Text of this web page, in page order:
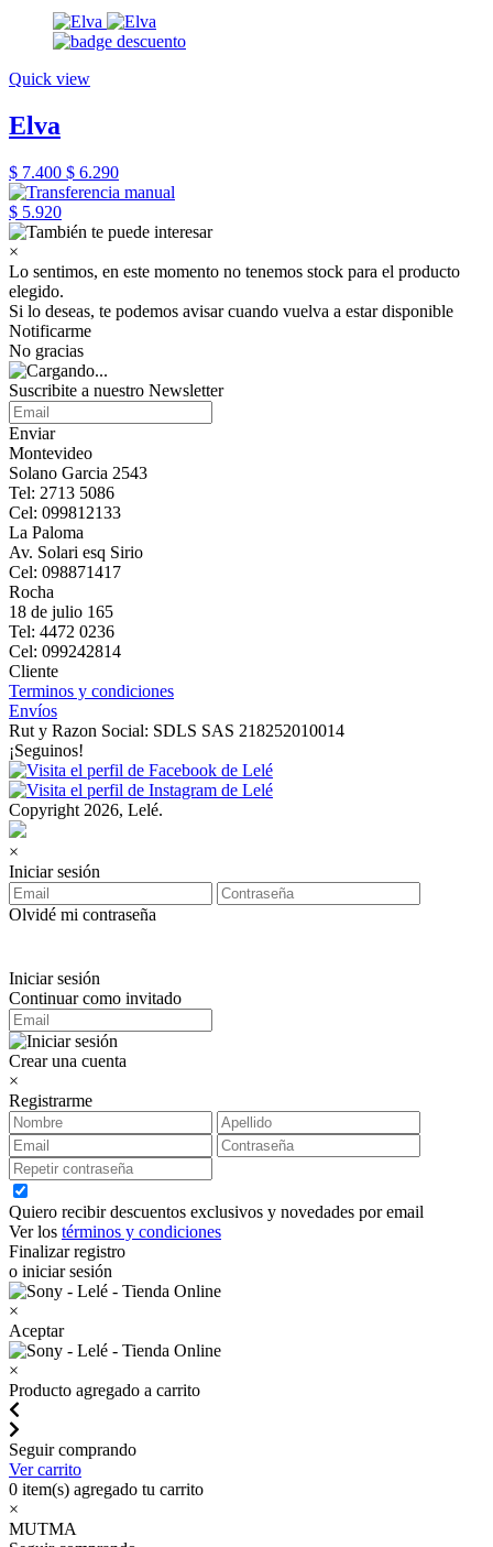
Quick view
Elva
$ 7.400 $ 6.290
$ 5.920
×
Lo sentimos, en este momento no tenemos stock para el producto
elegido.
Si lo deseas, te podemos avisar cuando vuelva a estar disponible
Notificarme
No gracias
Suscribite a nuestro Newsletter
Enviar
Montevideo
Solano Garcia 2543
Tel: 2713 5086
Cel: 099812133
La Paloma
Av. Solari esq Sirio
Cel: 098871417
Rocha
18 de julio 165
Tel: 4472 0236
Cel: 099242814
Cliente
Terminos y condiciones
Envíos
Rut y Razon Social: SDLS SAS 218252010014
¡Seguinos!
Copyright 2026, Lelé.
×
Iniciar sesión
Olvidé mi contraseña
Iniciar sesión
Continuar como invitado
Crear una cuenta
×
Registrarme
Quiero recibir descuentos exclusivos y novedades por email
Ver los términos y condiciones
Finalizar registro
o iniciar sesión
×
Aceptar
×
Producto agregado a carrito
Seguir comprando
Ver carrito
0 item(s) agregado tu carrito
×
MUTMA